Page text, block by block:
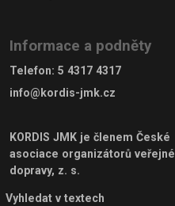
Informace a podněty
Telefon: 5 4317 4317
info@kordis-jmk.cz
KORDIS JMK je členem České
asociace organizátorů veřejné
dopravy, z. s.
Vyhledat v textech